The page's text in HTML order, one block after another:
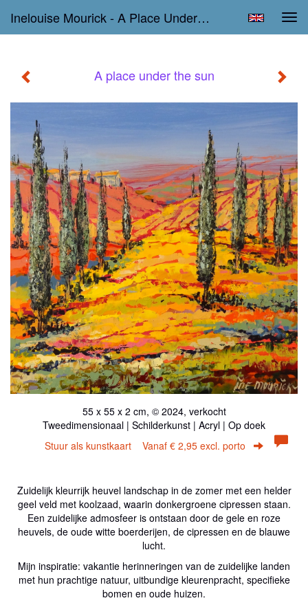
Inelouise Mourick - A Place Under The Sun
A place under the sun
55 x 55 x 2 cm, © 2024, verkocht
Tweedimensionaal | Schilderkunst | Acryl | Op doek
Stuur als kunstkaart Vanaf € 2,95 excl. porto
Zuidelijk kleurrijk heuvel landschap in de zomer met een helder
geel veld met koolzaad, waarin donkergroene cipressen staan.
Een zuidelijke admosfeer is ontstaan door de gele en roze
heuvels, de oude witte boerderijen, de cipressen en de blauwe
lucht.
Mijn inspiratie: vakantie herinneringen van de zuidelijke landen
met hun prachtige natuur, uitbundige kleurenpracht, specifieke
bomen en oude huizen.